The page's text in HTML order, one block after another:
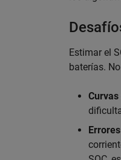
Estimar el
baterías.